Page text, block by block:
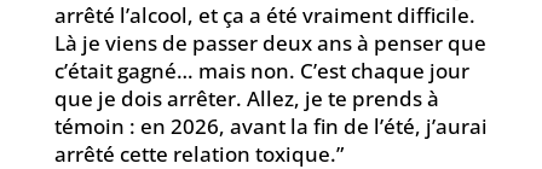
arrêté l’alcool, et ça a été vraiment difficile.
Là je viens de passer deux ans à penser que
c’était gagné… mais non. C’est chaque jour
que je dois arrêter. Allez, je te prends à
témoin : en 2026, avant la fin de l’été, j’aurai
arrêté cette relation toxique.”